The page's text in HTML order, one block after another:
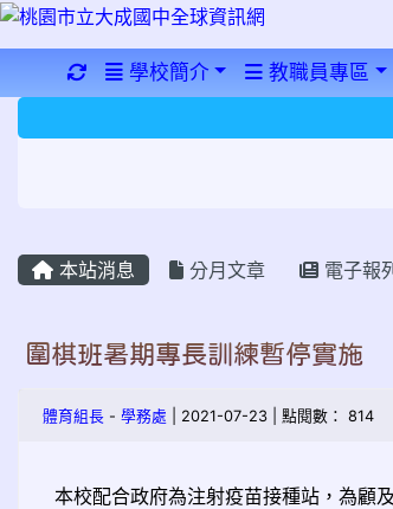
重新取得佈景設定
學校簡介 教職員專區
本站消息 分月文章 電子報
圍棋班暑期專長訓練暫停實施
體育組長 - 學務處 | 2021-07-23 | 點閱數： 814
本校配合政府為注射疫苗接種站，為顧